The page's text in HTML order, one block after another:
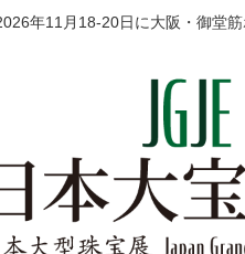
年11月18-20日に大阪・御堂